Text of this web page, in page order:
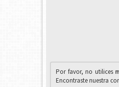
Por favor, no utilices
Encontraste nuestra